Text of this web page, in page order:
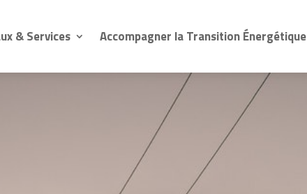
& Services Accompagner la Transition Énergétique